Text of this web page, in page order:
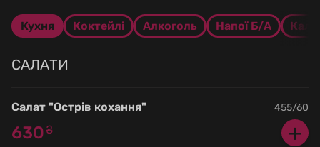
Кухня Коктейлі Алкоголь Напої Б/А
САЛАТИ
Салат "Острів кохання" 455/60
630₴ +